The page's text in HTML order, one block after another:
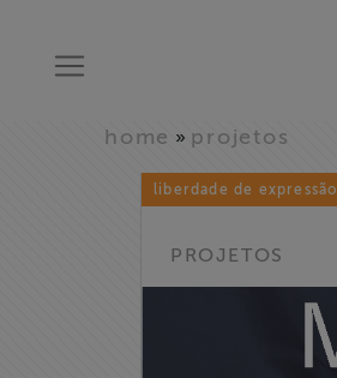
home » projetos
liberdade de expressão
PROJETOS